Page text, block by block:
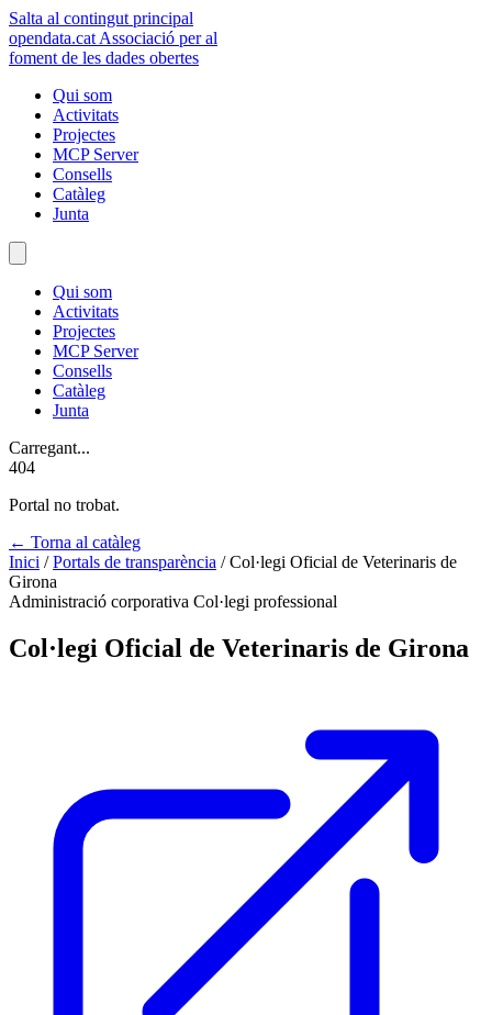
Salta al contingut principal
opendata.cat Associació per al
foment de les dades obertes
Qui som
Activitats
Projectes
MCP Server
Consells
Catàleg
Junta
Qui som
Activitats
Projectes
MCP Server
Consells
Catàleg
Junta
Carregant...
404
Portal no trobat.
← Torna al catàleg
Inici / Portals de transparència / Col·legi Oficial de Veterinaris de
Girona
Administració corporativa Col·legi professional
Col·legi Oficial de Veterinaris de Girona